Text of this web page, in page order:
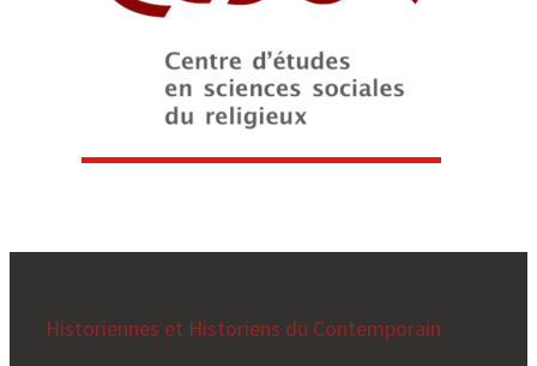
Historiennes et Historiens du Contemporain